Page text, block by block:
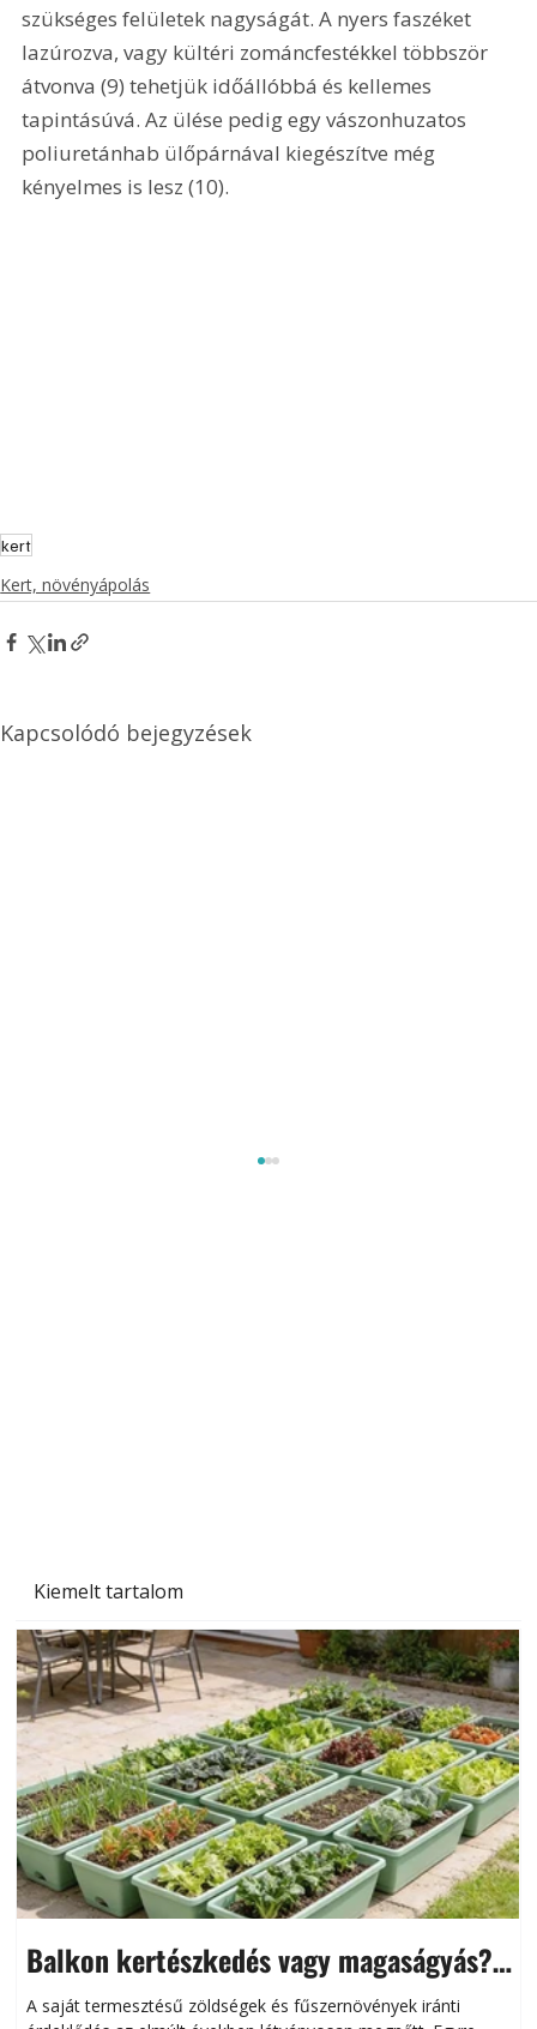
Kiemelt tartalom
Balkon kertészkedés vagy magaságyás?
Helytakarékos kertészkedés
A saját termesztésű zöldségek és fűszernövények iránti
szükséges felületek nagyságát. A nyers faszéket
lazúrozva, vagy kültéri zománcfestékkel többször
átvonva (9) tehetjük időállóbbá és kellemes
tapintásúvá. Az ülése pedig egy vászonhuzatos
poliuretánhab ülőpárnával kiegészítve még
kényelmes is lesz (10).
kert
Kert, növényápolás
Kapcsolódó bejegyzések